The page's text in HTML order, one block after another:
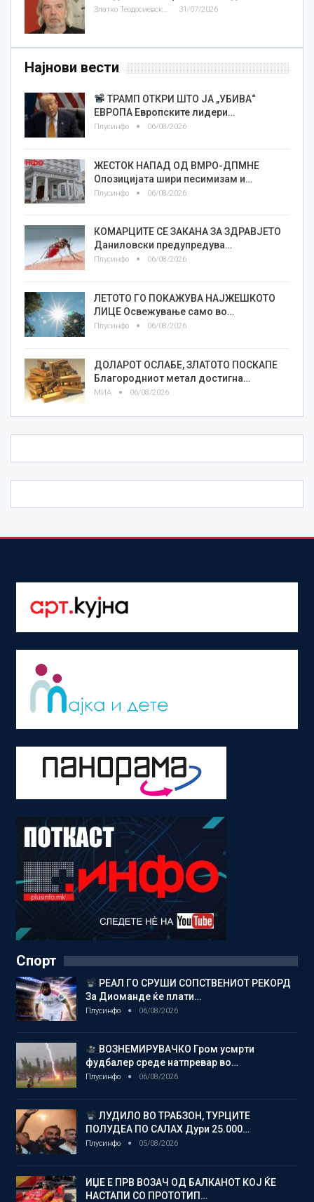
Златко Теодосиевски 31/07/2026
Најнови вести
ТРАМП ОТКРИ ШТО ЈА „УБИВА“
ЕВРОПА Европските лидери…
Плусинфо 06/08/2026
ЖЕСТОК НАПАД ОД ВМРО-ДПМНЕ
Опозицијата шири песимизам и…
Плусинфо 06/08/2026
КОМАРЦИТЕ СЕ ЗАКАНА ЗА ЗДРАВЈЕТО
Даниловски предупредува…
Плусинфо 06/08/2026
ЛЕТОТО ГО ПОКАЖУВА НАЈЖЕШКОТО
ЛИЦE Освежување само во…
Плусинфо 06/08/2026
ДОЛАРОТ ОСЛАБЕ, ЗЛАТОТО ПОСКАПЕ
Благородниот метал достигна…
МИА 06/08/2026
Спорт
РЕАЛ ГО СРУШИ СОПСТВЕНИОТ РЕКОРД
За Диоманде ќе плати…
Плусинфо 06/08/2026
ВОЗНЕМИРУВАЧКО Гром усмрти
фудбалер среде натпревар во…
Плусинфо 06/08/2026
ЛУДИЛО ВО ТРАБЗОН, ТУРЦИТЕ
ПОЛУДЕА ПО САЛАХ Дури 25.000…
Плусинфо 05/08/2026
ИЏЕ Е ПРВ ВОЗАЧ ОД БАЛКАНОТ КОЈ ЌЕ
НАСТАПИ СО ПРОТОТИП…